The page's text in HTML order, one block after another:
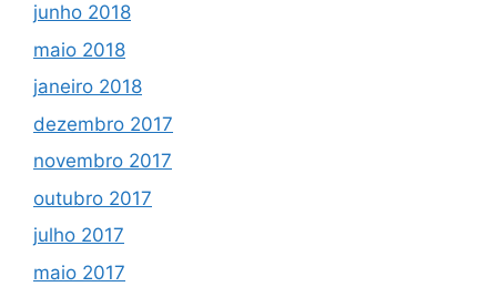
junho 2018
maio 2018
janeiro 2018
dezembro 2017
novembro 2017
outubro 2017
julho 2017
maio 2017